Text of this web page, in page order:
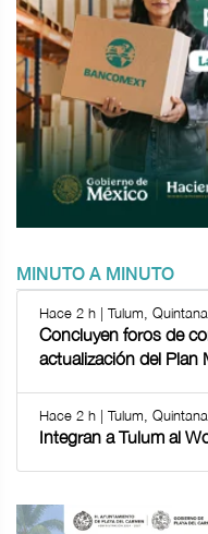
MINUTO A MINUTO
Hace 2 h | Tulum,
Concluyen foros de
actualización del Plan
Hace 2 h | Tulum,
Integran a Tulum al